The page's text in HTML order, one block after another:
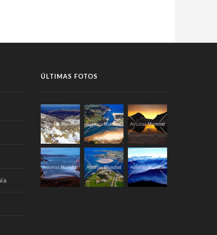
ÚLTIMAS FOTOS